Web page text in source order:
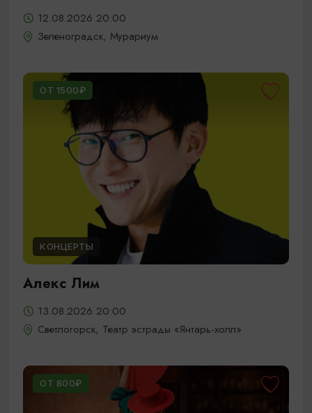
12.08.2026 20:00
Зеленоградск, Мурариум
ОТ 1500₽
КОНЦЕРТЫ
Алекс Лим
13.08.2026 20:00
Светлогорск, Театр эстрады «Янтарь-холл»
ОТ 800₽